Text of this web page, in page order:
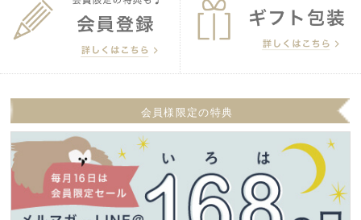
会員様限定の特典